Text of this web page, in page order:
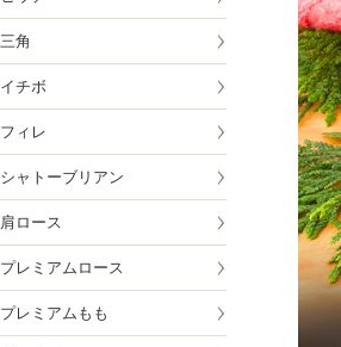
三角
イチボ
フィレ
シャトーブリアン
肩ロース
プレミアムロース
プレミアムもも